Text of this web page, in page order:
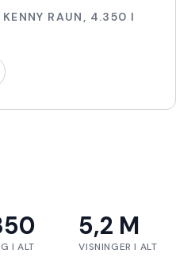
KENNY RAUN , 4.350 I
I ALT
5,2 M
VISNINGER I ALT